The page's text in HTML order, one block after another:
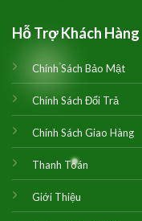
Hỗ Trợ Khách Hàng
Chính Sách Bảo Mật
Chính Sách Đổi Trả
Chính Sách Giao Hàng
Thanh Toán
Giới Thiệu